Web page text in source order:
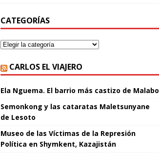
CATEGORÍAS
CARLOS EL VIAJERO
Ela Nguema. El barrio más castizo de Malabo
Semonkong y las cataratas Maletsunyane
de Lesoto
Museo de las Víctimas de la Represión
Política en Shymkent, Kazajistán